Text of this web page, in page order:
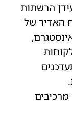
הרשתות
האדיר של